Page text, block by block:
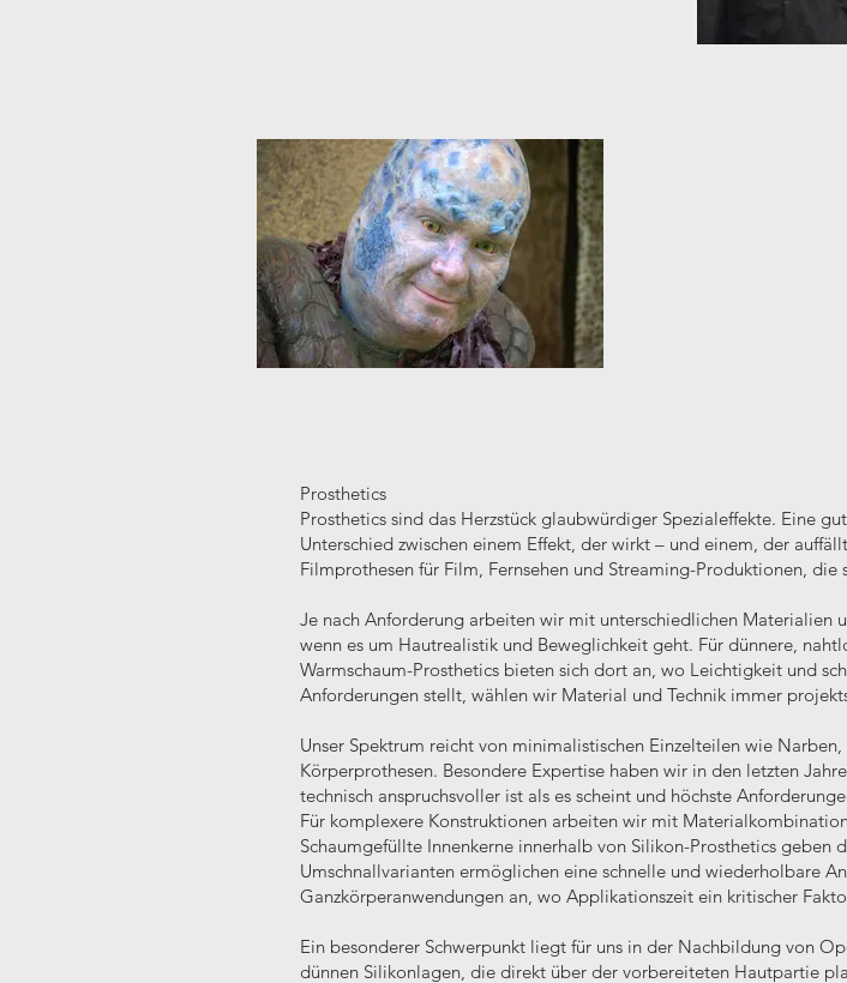
Prosthetics
Prosthetics sind das Herzstück glaubwürdiger Spezialeffekte. Eine
Unterschied zwischen einem Effekt, der wirkt – und einem, der
Filmprothesen für Film, Fernsehen und Streaming-Produktionen, die
Je nach Anforderung arbeiten wir mit unterschiedlichen Materialien
wenn es um Hautrealistik und Beweglichkeit geht. Für dünnere,
Warmschaum-Prosthetics bieten sich dort an, wo Leichtigkeit und
Anforderungen stellt, wählen wir Material und Technik immer
Unser Spektrum reicht von minimalistischen Einzelteilen wie
Körperprothesen. Besondere Expertise haben wir in den letzten
technisch anspruchsvoller ist als es scheint und höchste
Für komplexere Konstruktionen arbeiten wir mit
Schaumgefüllte Innenkerne innerhalb von Silikon-Prosthetics
Umschnallvarianten ermöglichen eine schnelle und wiederholbare
Ganzkörperanwendungen an, wo Applikationszeit ein kritischer
Ein besonderer Schwerpunkt liegt für uns in der Nachbildung von
dünnen Silikonlagen, die direkt über der vorbereiteten Hautpartie